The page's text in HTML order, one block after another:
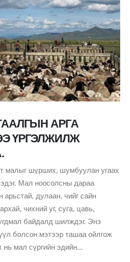
АРГА
ҮРГЭЛЖИЛЖ
малыг шүрших, шумбуулан угаах
Мал ноосолсны дараа
дулаан, чийг сайн
чихний уг, суга, цавь,
байдалд шилждэг. Энэ
болсон мэтээр ташаа ойлгож
нь мал сүргийн эдийн...